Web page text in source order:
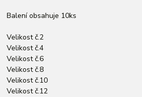
Balení obsahuje 10ks
Velikost č.2
Velikost č.4
Velikost č.6
Velikost č.8
Velikost č.10
Velikost č.12